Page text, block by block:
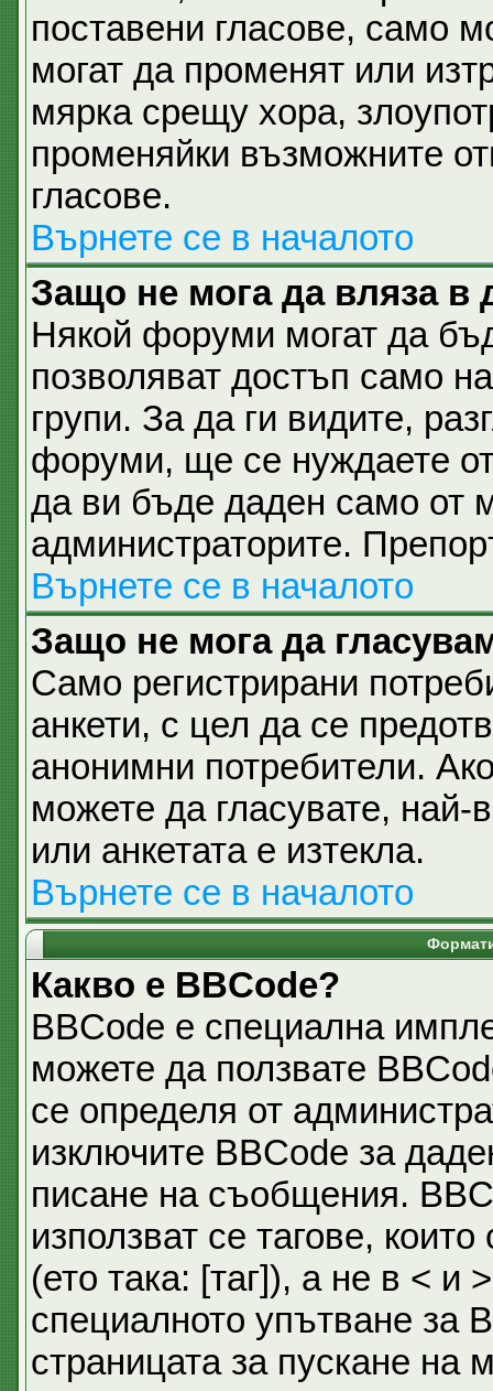
поставени гласове, само
могат да променят или
мярка срещу хора,
променяйки възможните
гласове.
Върнете се в началото
Защо не мога да вляза
Някой форуми могат да
позволяват достъп само
групи. За да ги видите,
форуми, ще се нуждаете
да ви бъде даден само от
администраторите.
Върнете се в началото
Защо не мога да
Само регистрирани
анкети, с цел да се
анонимни потребители.
можете да гласувате, най-
или анкетата е изтекла.
Върнете се в началото
Какво е BBCode?
BBCode е специална
можете да ползвате
се определя от
изключите BBCode за
писане на съобщения.
използват се тагове,
(ето така: [таг]), а не в <
специалното упътване за
страницата за пускане на